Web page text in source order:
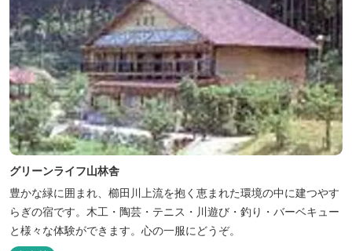
グリーンライフ山林舎
豊かな緑に囲まれ、櫛田川上流を抱く恵まれた環境の中に建つやす
らぎの宿です。木工・陶芸・テニス・川遊び・釣り・バーベキュー
と様々な体験ができます。心の一服にどうぞ。